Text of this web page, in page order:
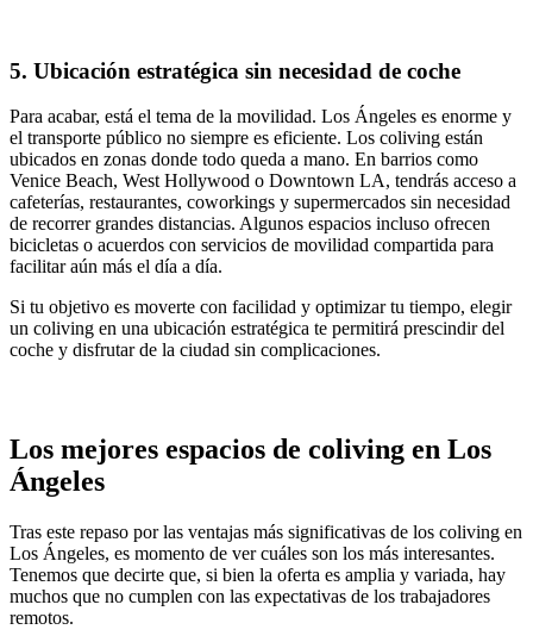
5. Ubicación estratégica sin necesidad de coche
Para acabar, está el tema de la movilidad. Los Ángeles es enorme y
el transporte público no siempre es eficiente. Los coliving están
ubicados en zonas donde todo queda a mano. En barrios como
Venice Beach, West Hollywood o Downtown LA, tendrás acceso a
cafeterías, restaurantes, coworkings y supermercados sin necesidad
de recorrer grandes distancias. Algunos espacios incluso ofrecen
bicicletas o acuerdos con servicios de movilidad compartida para
facilitar aún más el día a día.
Si tu objetivo es moverte con facilidad y optimizar tu tiempo, elegir
un coliving en una ubicación estratégica te permitirá prescindir del
coche y disfrutar de la ciudad sin complicaciones.
Los mejores espacios de coliving en Los
Ángeles
Tras este repaso por las ventajas más significativas de los coliving en
Los Ángeles, es momento de ver cuáles son los más interesantes.
Tenemos que decirte que, si bien la oferta es amplia y variada, hay
muchos que no cumplen con las expectativas de los trabajadores
remotos.